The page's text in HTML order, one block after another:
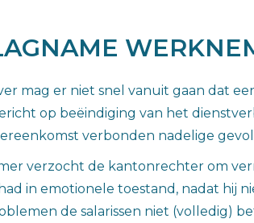
mag er niet snel vanuit gaan dat
op beëindiging van het
verbonden nadelige
verzocht de kantonrechter om
in emotionele toestand, nadat hij
de salarissen niet (volledig)